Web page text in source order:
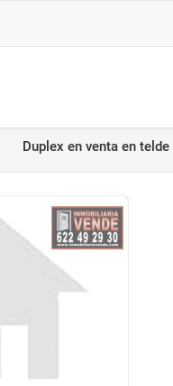
Duplex en ventaen telde